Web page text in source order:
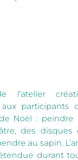
l’atelier
participants
Noël : peindre
des
au sapin.
durant